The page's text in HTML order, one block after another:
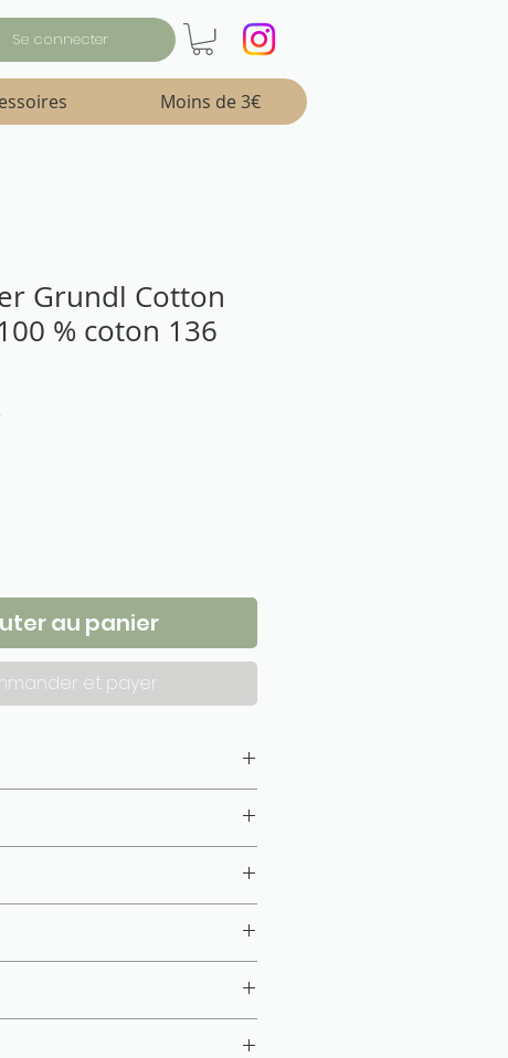
Se connecter
Moins de 3€
Grundl Cotton
% coton 136
au panier
et payer